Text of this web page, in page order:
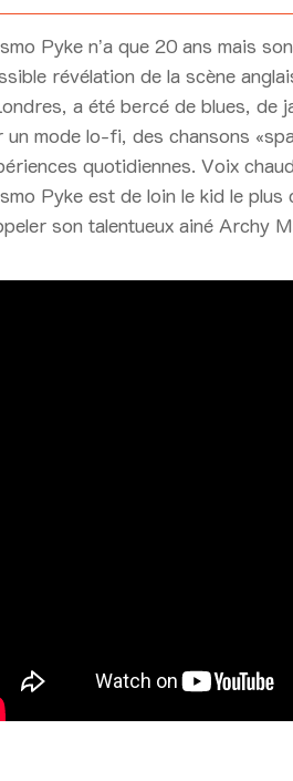
Pyke n’a que 20 ans mais
révélation de la scène
a été bercé de blues, de
un mode lo-fi, des chansons
quotidiennes. Voix
Pyke est de loin le kid le plus
son talentueux ainé Archy